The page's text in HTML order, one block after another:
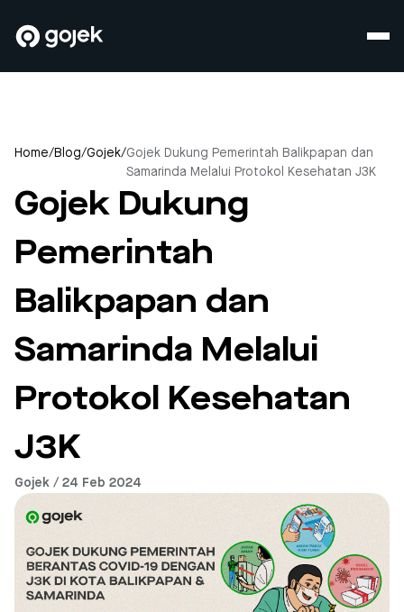
Home/Blog/Gojek/Gojek Dukung Pemerintah Balikpapan dan
Samarinda Melalui Protokol Kesehatan J3K
Gojek Dukung
Pemerintah
Balikpapan dan
Samarinda Melalui
Protokol Kesehatan
J3K
Gojek / 24 Feb 2024